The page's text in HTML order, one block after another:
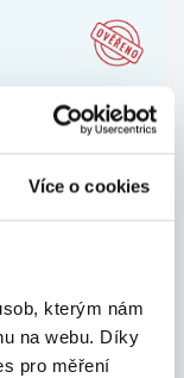
Více o cookies
kterým nám
na webu. Díky
pro měření
TOP
|
Rodiče